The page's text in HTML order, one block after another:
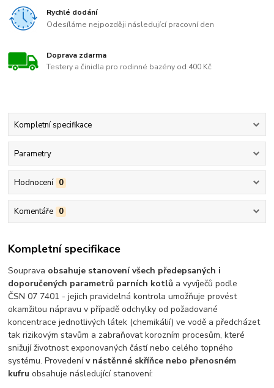
Rychlé dodání
Odesíláme nejpozději následující pracovní den
Doprava zdarma
Testery a činidla pro rodinné bazény od 400 Kč
Kompletní specifikace
Parametry
Hodnocení 0
Komentáře 0
Kompletní specifikace
Souprava obsahuje stanovení všech předepsaných i
doporučených parametrů parních kotlů a vyvíječů podle
ČSN 07 7401 - jejich pravidelná kontrola umožňuje provést
okamžitou nápravu v případě odchylky od požadované
koncentrace jednotlivých látek (chemikálií) ve vodě a předcházet
tak rizikovým stavům a zabraňovat korozním procesům, které
snižují životnost exponovaných částí nebo celého topného
systému. Provedenív nástěnné skříňce nebo přenosném
kufru obsahuje následující stanovení: